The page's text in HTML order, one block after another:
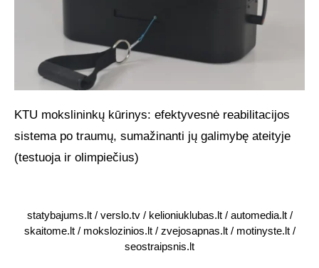
KTU mokslininkų kūrinys: efektyvesnė reabilitacijos
sistema po traumų, sumažinanti jų galimybę ateityje
(testuoja ir olimpiečius)
statybajums.lt/ verslo.tv/ kelioniuklubas.lt/ automedia.lt/
skaitome.lt/ mokslozinios.lt/ zvejosapnas.lt/ motinyste.lt/
seostraipsnis.lt